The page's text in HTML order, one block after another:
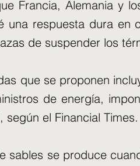
Francia, Alemania y
una respuesta dura en
de suspender los
que se proponen
de energía,
según el Financial Times.
sables se produce